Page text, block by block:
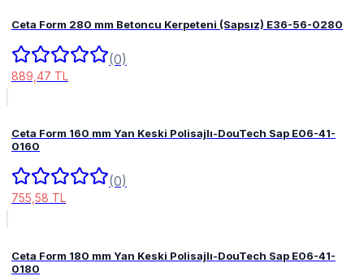
Ceta Form 280 mm Betoncu Kerpeteni (Sapsız) E36-56-0280
(0)
889,47 TL
Ceta Form 160 mm Yan Keski Polisajlı-DouTech Sap E06-41-
0160
(0)
755,58 TL
Ceta Form 180 mm Yan Keski Polisajlı-DouTech Sap E06-41-
0180